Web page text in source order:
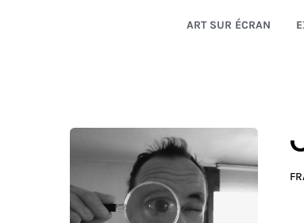
ART SUR ÉCRAN